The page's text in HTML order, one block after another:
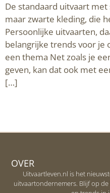
De standaard uitvaart
maar zwarte kleding, die
Persoonlijke uitvaarten,
belangrijke trends voor je
een thema Net zoals je
geven, kan dat ook met
[…]
OVER
Uitvaartleven.nl is het
uitvaartondernemers. Blijf op